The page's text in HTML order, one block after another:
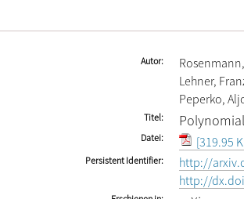
Autor
Lehner,
Peperko,
Titel
Datei [319.95
Persistent Identifier
http://
http://